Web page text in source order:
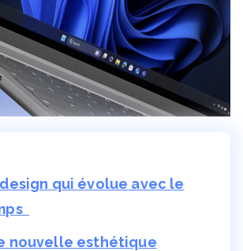
qui évolue avec le
nouvelle esthétique